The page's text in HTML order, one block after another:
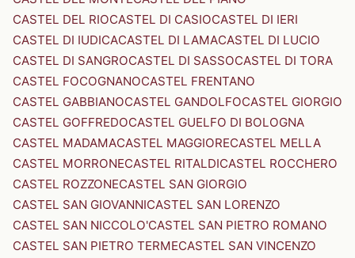
CASTEL DEL RIOCASTEL DI CASIOCASTEL DI IERI
CASTEL DI IUDICACASTEL DI LAMACASTEL DI LUCIO
CASTEL DI SANGROCASTEL DI SASSOCASTEL DI TORA
CASTEL FOCOGNANOCASTEL FRENTANO
CASTEL GABBIANOCASTEL GANDOLFOCASTEL GIORGIO
CASTEL GOFFREDOCASTEL GUELFO DI BOLOGNA
CASTEL MADAMACASTEL MAGGIORECASTEL MELLA
CASTEL MORRONECASTEL RITALDICASTEL ROCCHERO
CASTEL ROZZONECASTEL SAN GIORGIO
CASTEL SAN GIOVANNICASTEL SAN LORENZO
CASTEL SAN NICCOLO'CASTEL SAN PIETRO ROMANO
CASTEL SAN PIETRO TERMECASTEL SAN VINCENZO